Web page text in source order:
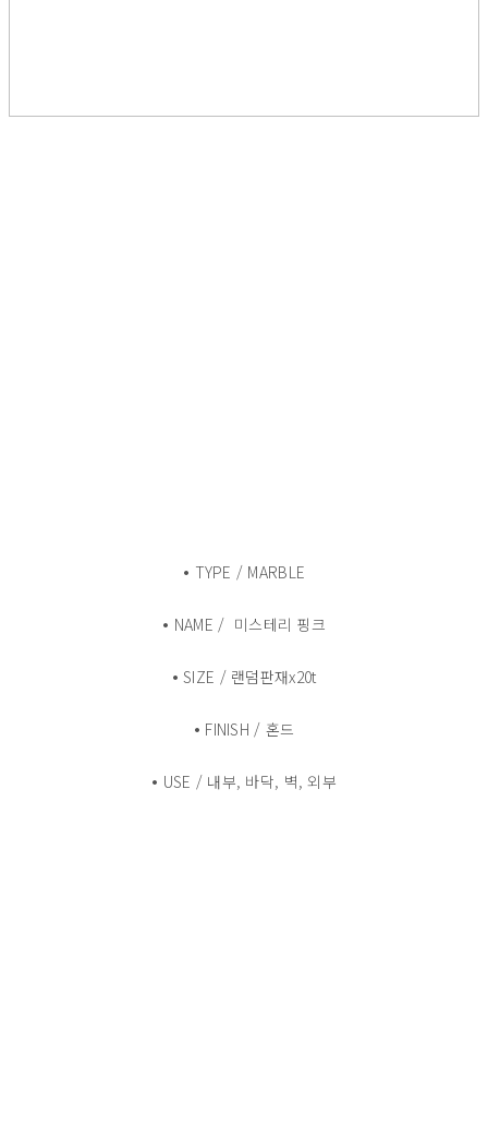
• TYPE / MARBLE
• NAME / 미스테리 핑크
•SIZE / 랜덤판재x20t
• FINISH / 혼드
• USE / 내부, 바닥, 벽, 외부